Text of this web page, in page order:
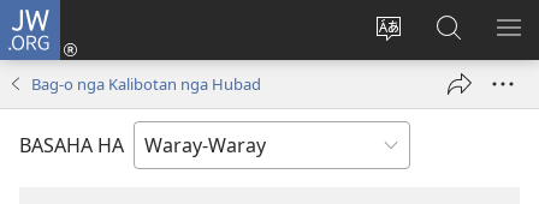
JW.ORG
Balyui
yinaknan
an
site
Pag-
log
new
Pamiling
ha
JW.ORG
Bag-o nga Kalibotan nga Hubad
BASAHA HA